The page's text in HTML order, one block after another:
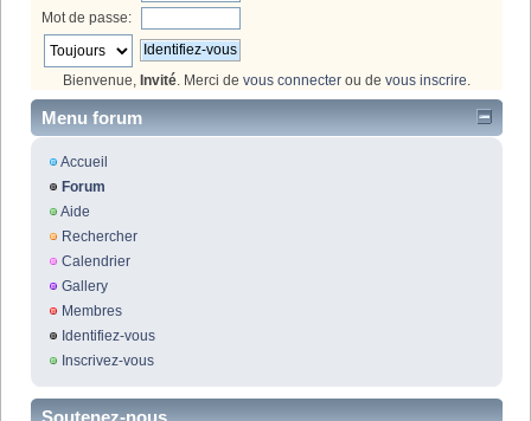
Mot de passe:
Bienvenue, Invité . Merci de vous connecter ou de vous inscrire
Menu forum
Accueil
Forum
Aide
Rechercher
Calendrier
Gallery
Membres
Identifiez-vous
Inscrivez-vous